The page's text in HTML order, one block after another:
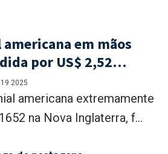
em mãos
por US$ 2,52
histórico
2025
americana extremamente
na Nova Inglaterra, f...